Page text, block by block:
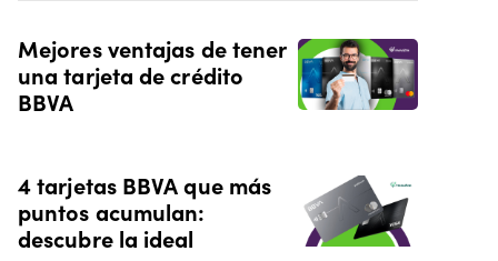
Mejores ventajas de tener
una tarjeta de crédito
BBVA
4 tarjetas BBVA que más
puntos acumulan:
descubre la ideal